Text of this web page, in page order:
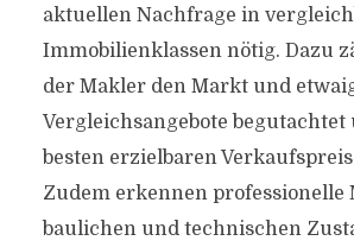
aktuellen Nachfrage in
Immobilienklassen nötig. Dazu
der Makler den Markt und
Vergleichsangebote begutachtet
besten erzielbaren
Zudem erkennen professionelle
baulichen und technischen